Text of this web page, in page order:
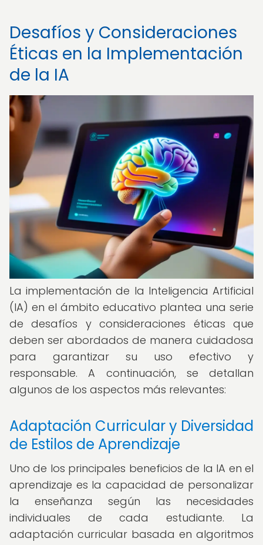
Desafíos y Consideraciones
Éticas en la Implementación
de la IA
La implementación de la Inteligencia Artificial
(IA) en el ámbito educativo plantea una serie
de desafíos y consideraciones éticas que
deben ser abordados de manera cuidadosa
para garantizar su uso efectivo y
responsable. A continuación, se detallan
algunos de los aspectos más relevantes:
Adaptación Curricular y Diversidad
de Estilos de Aprendizaje
Uno de los principales beneficios de la IA en el
aprendizaje es la capacidad de personalizar
la enseñanza según las necesidades
individuales de cada estudiante. La
adaptación curricular basada en algoritmos